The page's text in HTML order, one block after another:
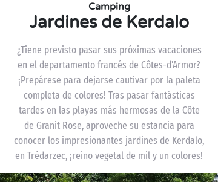
Camping
Jardines de Kerdalo
¿Tiene previsto pasar sus próximas vacaciones
en el departamento francés de Côtes-d’Armor?
¡Prepárese para dejarse cautivar por la paleta
completa de colores! Tras pasar fantásticas
tardes en las playas más hermosas de la Côte
de Granit Rose, aproveche su estancia para
conocer los impresionantes jardines de Kerdalo,
en Trédarzec, ¡reino vegetal de mil y un colores!